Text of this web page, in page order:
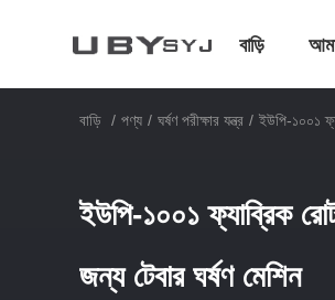
বাড়ি
বাড়ি / পণ্য / ঘর্ষণ পরীক্ষার যন্ত্র / ইউপি-১০০১
ইউপি-১০০১ ফ্যাব্রিক
জন্য টেবার ঘর্ষণ মেশিন